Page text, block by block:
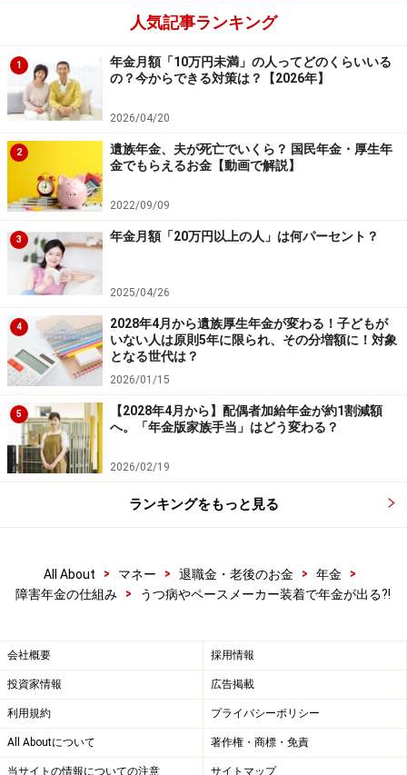
さらに、脳梗塞や脳出血といった脳疾患で後遺症が残る
ようなケースも対象となり得ます。病気によって日常生
活や労働に著しい制限された場合についても障害年金が
支給されるケースがあると言うことなのです。
請求は専門家に相談することもアリ！
障害年金の認定は、認定医が行っています。今までの豊
富な経験で認定しているわけですが、判断に重要な影響
を与えるのが主治医の診断書と本人が書いた「病歴・就
労状況等申立書」です。
本人が書く「病歴・就労状況等申立書」で、日常生活や
労働にどれだけ制限が加えられているかが判断されるわ
けですが、日ごろから書き馴れているわけではないだけ
に「どう書いたらよいのか？」、要は「認定医にしっか
り伝わる文章」をどう書いたらよいか？」、なかなかわ
からないと思います。
また、複数の医師の診断書が必要になったりすることも
ります。
ということになると思いますが、全国に障害年金を専門
に業務を行っている社会保険労務士がおりますし、障害
年金を専門に相談を受け付けている団体もあるようで
す。書類の書き方や取得についても相談、依頼すること
が可能です。
人気記事ランキング
1
年金月額「10万円未満」の人ってどのくらいいる
の？今からできる対策は？【2026年】
2026/04/20
2
遺族年金、夫が死亡でいくら？ 国民年金・厚生年
金でもらえるお金【動画で解説】
2022/09/09
3 年金月額「20万円以上の人」は何パーセント？
2025/04/26
4
2028年4月から遺族厚生年金が変わる！子どもが
いない人は原則5年に限られ、その分増額に！対象
となる世代は？
2026/01/15
5
【2028年4月から】配偶者加給年金が約1割減額
へ。「年金版家族手当」はどう変わる？
2026/02/19
ランキングをもっと見る
All About > マネー > 退職金・老後のお金 > 年金
>
障害年金の仕組み
> うつ病やペースメーカー装着で年金が出る?!
会社概要 採用情報
投資家情報 広告掲載
利用規約 プライバシーポリシー
All Aboutについて 著作権・商標・免責
当サイトの情報についての注意 サイトマップ